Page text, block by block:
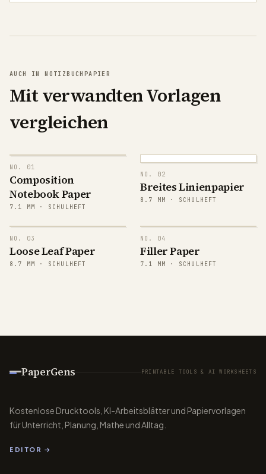
AUCH IN NOTIZBUCHPAPIER
Mit verwandten Vorlagen
vergleichen
NO. 01
Composition
Notebook Paper
7.1 MM · SCHULHEFT
NO. 02
Breites Linienpapier
8.7 MM · SCHULHEFT
NO. 03
Loose Leaf Paper
8.7 MM · SCHULHEFT
NO. 04
Filler Paper
7.1 MM · SCHULHEFT
PaperGens PRINTABLE TOOLS & AI WORKSHEETS
Kostenlose Drucktools, KI-Arbeitsblätter und Papiervorlagen
für Unterricht, Planung, Mathe und Alltag.
EDITOR →